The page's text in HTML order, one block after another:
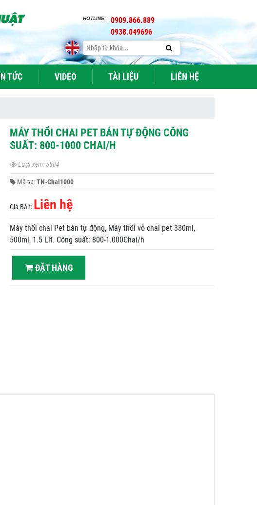
HOTLINE:
0909.866.889
0938.049696
TỨC VIDEO TÀI LIỆU LIÊN HỆ
MÁY THỔI CHAI PET BÁN TỰ ĐỘNG CÔNG
SUẤT: 800-1000 CHAI/H
Lượt xem: 5884
Mã sp:TN-Chai1000
Giá Bán: Liên hệ
Máy thổi chai Pet bán tự động, Máy thổi vỏ chai pet 330ml,
500ml, 1.5 Lít. Công suất: 800-1.000Chai/h
ĐẶT HÀNG